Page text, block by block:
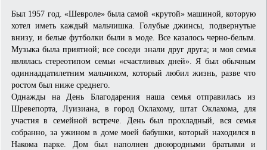
Был 1957 год. «Шевроле» была самой «крутой» машиной, которую
хотел иметь каждый мальчишка. Голубые джинсы, подвернутые
внизу, и белые футболки были в моде. Все казалось черно-белым.
Музыка была приятной; все соседи знали друг друга; и моя семья
являлась стереотипом семьи «счастливых дней». Я был обычным
одиннадцатилетним мальчиком, который любил жизнь, разве что
ростом был ниже среднего.
Однажды на День Благодарения наша семья отправилась из
Шревепорта, Луизиана, в город Оклахому, штат Оклахома, для
участия в семейной встрече. День был прохладный, вся семья
собранно, за ужином в доме моей бабушки, который находился в
Накома парке. Дом был наполнен двоюродными братьями и